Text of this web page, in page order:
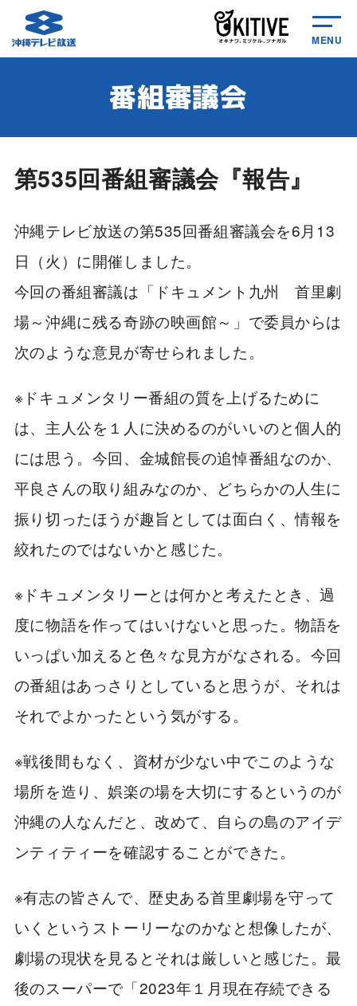
MENU
番組審議会
第535回番組審議会『報告』
沖縄テレビ放送の第535回番組審議会を6月13
日（火）に開催しました。
今回の番組審議は「ドキュメント九州 首里劇
場～沖縄に残る奇跡の映画館～」で委員からは
次のような意見が寄せられました。
※ドキュメンタリー番組の質を上げるために
は、主人公を１人に決めるのがいいのと個人的
には思う。今回、金城館長の追悼番組なのか、
平良さんの取り組みなのか、どちらかの人生に
振り切ったほうが趣旨としては面白く、情報を
絞れたのではないかと感じた。
※ドキュメンタリーとは何かと考えたとき、過
度に物語を作ってはいけないと思った。物語を
いっぱい加えると色々な見方がなされる。今回
の番組はあっさりとしていると思うが、それは
それでよかったという気がする。
※戦後間もなく、資材が少ない中でこのような
場所を造り、娯楽の場を大切にするというのが
沖縄の人なんだと、改めて、自らの島のアイデ
ンティティーを確認することができた。
※有志の皆さんで、歴史ある首里劇場を守って
いくというストーリーなのかなと想像したが、
劇場の現状を見るとそれは厳しいと感じた。最
後のスーパーで「2023年１月現在存続できる